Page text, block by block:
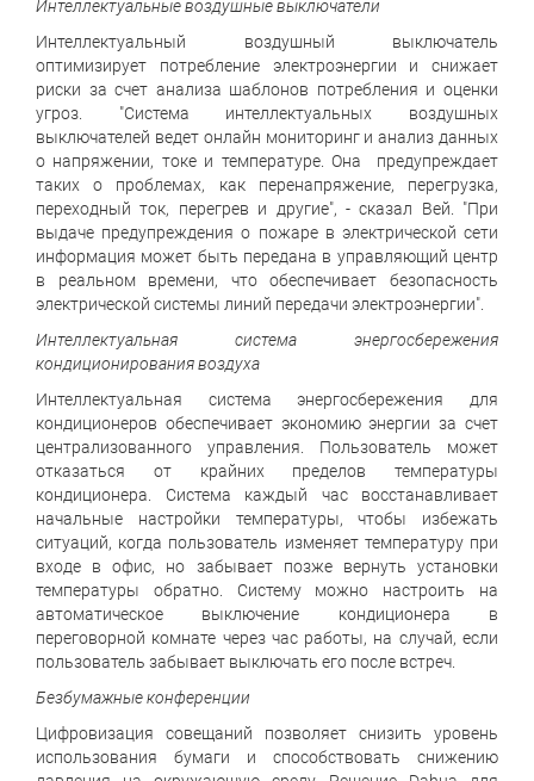
Интеллектуальные воздушные выключатели
Интеллектуальный воздушный выключатель
оптимизирует потребление электроэнергии и снижает
риски за счет анализа шаблонов потребления и оценки
угроз. "Система интеллектуальных воздушных
выключателей ведет онлайн мониторинг и анализ данных
о напряжении, токе и температуре. Она предупреждает
таких о проблемах, как перенапряжение, перегрузка,
переходный ток, перегрев и другие", - сказал Вей. "При
выдаче предупреждения о пожаре в электрической сети
информация может быть передана в управляющий центр
в реальном времени, что обеспечивает безопасность
электрической системы линий передачи электроэнергии".
Интеллектуальная система энергосбережения
кондиционирования воздуха
Интеллектуальная система энергосбережения для
кондиционеров обеспечивает экономию энергии за счет
централизованного управления. Пользователь может
отказаться от крайних пределов температуры
кондиционера. Система каждый час восстанавливает
начальные настройки температуры, чтобы избежать
ситуаций, когда пользователь изменяет температуру при
входе в офис, но забывает позже вернуть установки
температуры обратно. Систему можно настроить на
автоматическое выключение кондиционера в
переговорной комнате через час работы, на случай, если
пользователь забывает выключать его после встреч.
Безбумажные конференции
Цифровизация совещаний позволяет снизить уровень
использования бумаги и способствовать снижению